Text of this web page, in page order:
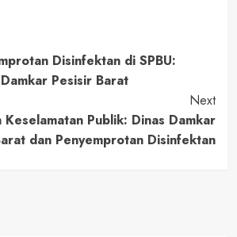
Disinfektan di SPBU:
Pesisir Barat
Next
Publik: Dinas Damkar
dan Penyemprotan Disinfektan